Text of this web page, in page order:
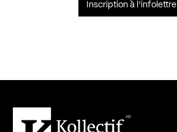
Inscription à l’infolettre